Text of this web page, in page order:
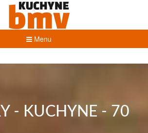
Menu
- KUCHYNE - 70